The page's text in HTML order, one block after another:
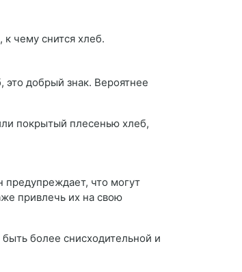
чему снится хлеб.
добрый знак. Вероятнее
покрытый плесенью хлеб,
что могут
привлечь их на свою
более снисходительной и